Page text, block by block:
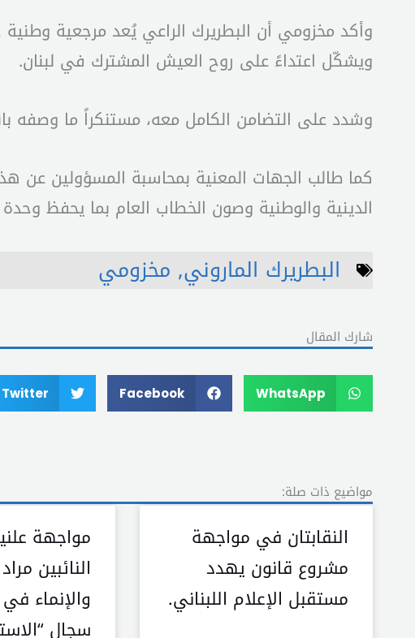
وأكد مخزومي أن البطريرك الراعي يُعد مرجعية
ويشكّل اعتداءً على روح العيش المشترك في لبنان.
وشدد على التضامن الكامل معه، مستنكراً ما وصفه
كما طالب الجهات المعنية بمحاسبة المسؤولين عن
الدينية والوطنية وصون الخطاب العام بما يحفظ وحدة
البطريرك الماروني, مخزومي
شارك المقال
WhatsApp
Facebook
Twitter
مواضيع ذات صلة:
النقابتان في مواجهة
مشروع قانون يهدد
مستقبل الإعلام اللبناني.
مواجهة
النائبين
والإنماء
سجال